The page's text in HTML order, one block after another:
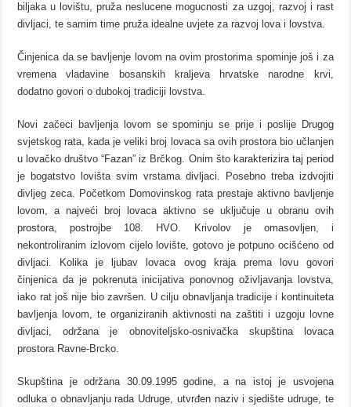
biljaka u lovištu, pruža neslucene mogucnosti za uzgoj, razvoj i rast
divljaci, te samim time pruža idealne uvjete za razvoj lova i lovstva.
Činjenica da se bavljenje lovom na ovim prostorima spominje još i za
vremena vladavine bosanskih kraljeva hrvatske narodne krvi,
dodatno govori o dubokoj tradiciji lovstva.
Novi začeci bavljenja lovom se spominju se prije i poslije Drugog
svjetskog rata, kada je veliki broj lovaca sa ovih prostora bio učlanjen
u lovačko društvo “Fazan” iz Brčkog. Onim što karakterizira taj period
je bogatstvo lovišta svim vrstama divljaci. Posebno treba izdvojiti
divljeg zeca. Početkom Domovinskog rata prestaje aktivno bavljenje
lovom, a najveći broj lovaca aktivno se uključuje u obranu ovih
prostora, postrojbe 108. HVO. Krivolov je omasovljen, i
nekontroliranim izlovom cijelo lovište, gotovo je potpuno ocišćeno od
divljaci. Kolika je ljubav lovaca ovog kraja prema lovu govori
činjenica da je pokrenuta inicijativa ponovnog oživljavanja lovstva,
iako rat još nije bio završen. U cilju obnavljanja tradicije i kontinuiteta
bavljenja lovom, te organiziranih aktivnosti na zaštiti i uzgoju lovne
divljaci, održana je obnoviteljsko-osnivačka skupština lovaca
prostora Ravne-Brcko.
Skupština je održana 30.09.1995 godine, a na istoj je usvojena
odluka o obnavljanju rada Udruge, utvrđen naziv i sjedište udruge, te